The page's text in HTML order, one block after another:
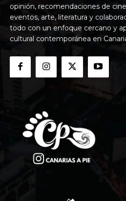
opinión, recomendaciones de
eventos, arte, literatura y
todo con un enfoque cercano y
cultural contemporánea en